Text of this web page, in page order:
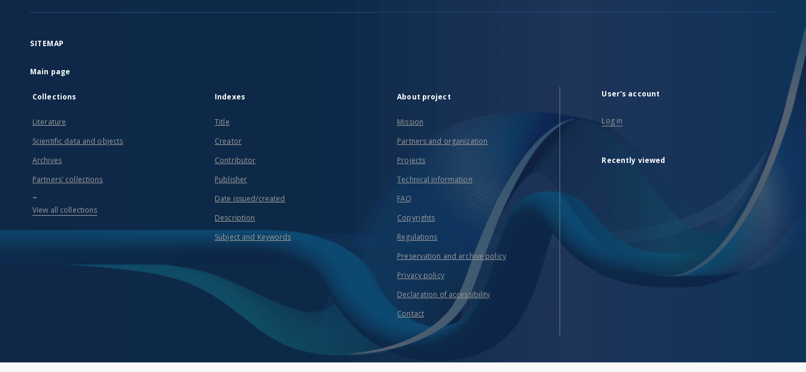
SITEMAP
Main page
Collections
Literature
Scientific data and objects
Archives
Partners' collections
...
View all collections
Indexes
Title
Creator
Contributor
Publisher
Date issued/created
Description
Subject and Keywords
About project
Mission
Partners and organization
Projects
Technical information
FAQ
Copyrights
Regulations
Preservation and archive policy
Privacy policy
Declaration of accessibility
Contact
User's account
Log in
Recently viewed